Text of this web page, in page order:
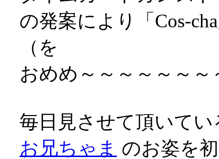
の発案により「Cos-
（を
おめめ～～～～～～
毎日見させて頂いて
お兄ちゃま のお姿を